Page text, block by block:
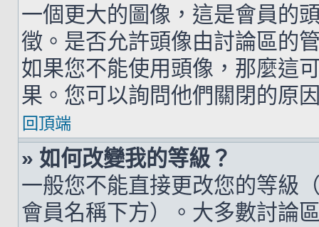
一個更大的圖像，這是會員的
徵。是否允許頭像由討論區的
如果您不能使用頭像，那麼這
果。您可以詢問他們關閉的原
回頂端
» 如何改變我的等級？
一般您不能直接更改您的等級
會員名稱下方）。大多數討論